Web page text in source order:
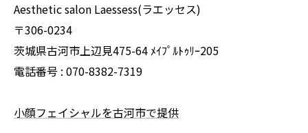
Aesthetic salon Laessess(ラエッセス)
〒306-0234
茨城県古河市上辺見475-64 ﾒｲﾌﾟﾙﾄｩﾘｰ205
電話番号 : 070-8382-7319
小顔フェイシャルを古河市で提供